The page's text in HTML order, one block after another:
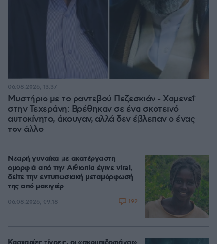
Μυστήριο με το ραντεβού Πεζεσκιάν - Χαμενεΐ
στην Τεχεράνη: Βρέθηκαν σε ένα σκοτεινό
αυτοκίνητο, άκουγαν, αλλά δεν έβλεπαν ο ένας
τον άλλο
06.08.2026, 13:37
Νεαρή γυναίκα με ακατέργαστη
ομορφιά από την Αιθιοπία έγινε viral,
δείτε την εντυπωσιακή μεταμόρφωσή
της από μακιγιέρ
06.08.2026, 09:18 192